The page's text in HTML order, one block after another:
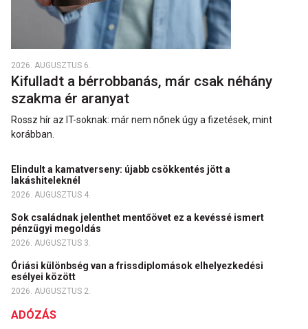
2026. AUGUSZTUS 6.
Kifulladt a bérrobbanás, már csak néhány
szakma ér aranyat
Rossz hír az IT-soknak: már nem nőnek úgy a fizetések, mint
korábban.
Elindult a kamatverseny: újabb csökkentés jött a
lakáshiteleknél
2026. AUGUSZTUS 4.
Sok családnak jelenthet mentőövet ez a kevéssé ismert
pénzügyi megoldás
2026. AUGUSZTUS 3.
Óriási különbség van a frissdiplomások elhelyezkedési
esélyei között
2026. AUGUSZTUS 2.
ADÓZÁS